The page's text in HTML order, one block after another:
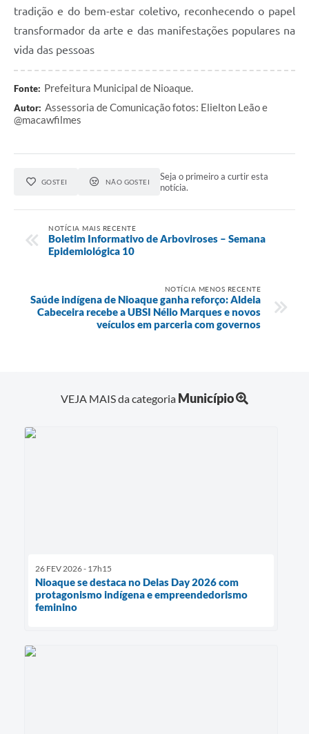
tradição e do bem-estar coletivo, reconhecendo o papel
transformador da arte e das manifestações populares na
vida das pessoas
Fonte: Prefeitura Municipal de Nioaque.
Autor: Assessoria de Comunicação fotos: Elielton Leão e
@macawfilmes
GOSTEI NÃO GOSTEI
Seja o primeiro a curtir esta
notícia.
NOTÍCIA MAIS RECENTE
Boletim Informativo de Arboviroses – Semana
Epidemiológica 10
NOTÍCIA MENOS RECENTE
Saúde indígena de Nioaque ganha reforço: Aldeia
Cabeceira recebe a UBSI Nélio Marques e novos
veículos em parceria com governos
VEJA MAIS da categoria Município
26 FEV 2026 - 17h15
Nioaque se destaca no Delas Day 2026 com
protagonismo indígena e empreendedorismo
feminino